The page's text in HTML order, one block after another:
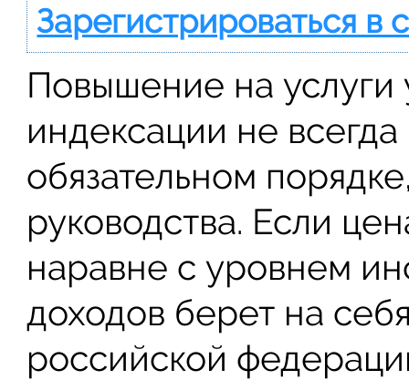
Зарегистрироваться в
Повышение на
индексации не
обязательном
руководства. Если
наравне с уровнем
доходов берет на
российской